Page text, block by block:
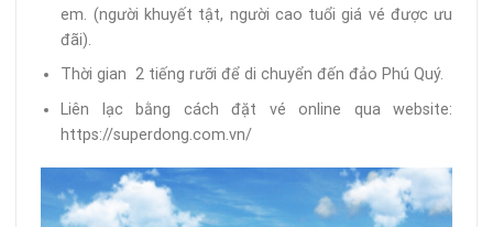
em. (người khuyết tật, người cao tuổi giá vé được ưu
đãi).
Thời gian 2 tiếng rưỡi để di chuyển đến đảo Phú Quý.
Liên lạc bằng cách đặt vé online qua website:
https://superdong.com.vn/